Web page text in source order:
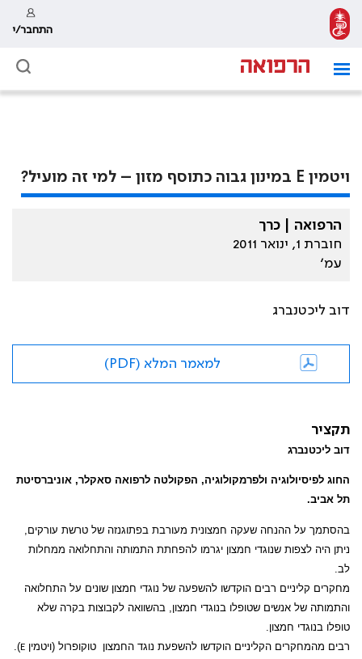
התחבר/י
ויטמין E במינון גבוה כתוסף מזון – למי זה מועיל?
הרפואה | כרך
חוברת 1, ינואר 2011
עמ׳
דוב ליכטנברג
למאמר המלא (PDF)
תקציר
דוב ליכטנברג
החוג לפיסיולוגיה ולפרמקולוגיה, הפקולטה לרפואה סאקלר, אוניברסיטת
תל אביב.
בהסתמך על ההנחה שעקה חמצונית מעורבת בפתוגנזה של טרשת עורקים,
ניתן היה לצפות שנוגדי חמצון יגרמו להפחתת התמותה והתחלואה ממחלות
לב.
מחקרים קליניים רבים הוקדשו להשפעה של נוגדי חמצון שונים על התחלואה
והתמותה של אנשים שטופלו בנוגדי חמצון, בהשוואה לקבוצות בקרה שלא
טופלו בנוגדי חמצון.
רבים מהמחקרים הקליניים הוקדשו להשפעת נוגד החמצון טוקופרול (ויטמין E
).